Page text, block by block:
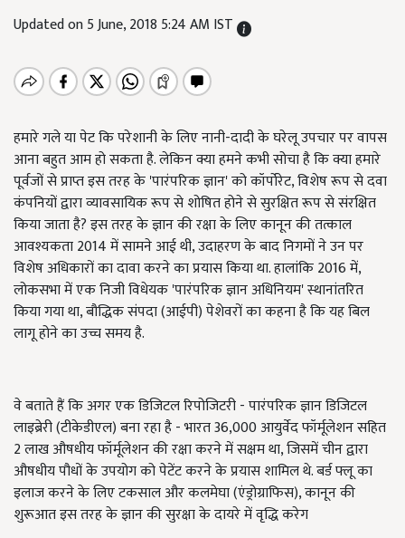
Updated on 5 June, 2018 5:24 AM IST
हमारे गले या पेट कि परेशानी के लिए नानी-दादी के घरेलू उपचार पर वापस
आना बहुत आम हो सकता है. लेकिन क्या हमने कभी सोचा है कि क्या हमारे
पूर्वजों से प्राप्त इस तरह के 'पारंपरिक ज्ञान' को कॉर्पोरेट, विशेष रूप से दवा
कंपनियों द्वारा व्यावसायिक रूप से शोषित होने से सुरक्षित रूप से संरक्षित
किया जाता है? इस तरह के ज्ञान की रक्षा के लिए कानून की तत्काल
आवश्यकता 2014 में सामने आई थी, उदाहरण के बाद निगमों ने उन पर
विशेष अधिकारों का दावा करने का प्रयास किया था. हालांकि 2016 में,
लोकसभा में एक निजी विधेयक 'पारंपरिक ज्ञान अधिनियम' स्थानांतरित
किया गया था, बौद्धिक संपदा (आईपी) पेशेवरों का कहना है कि यह बिल
लागू होने का उच्च समय है.
वे बताते हैं कि अगर एक डिजिटल रिपोजिटरी - पारंपरिक ज्ञान डिजिटल
लाइब्रेरी (टीकेडीएल) बना रहा है - भारत 36,000 आयुर्वेद फॉर्मूलेशन सहित
2 लाख औषधीय फॉर्मूलेशन की रक्षा करने में सक्षम था, जिसमें चीन द्वारा
औषधीय पौधों के उपयोग को पेटेंट करने के प्रयास शामिल थे. बर्ड फ्लू का
इलाज करने के लिए टकसाल और कलमेघा (एंड्रोग्राफिस), कानून की
शुरूआत इस तरह के ज्ञान की सुरक्षा के दायरे में वृद्धि करेग